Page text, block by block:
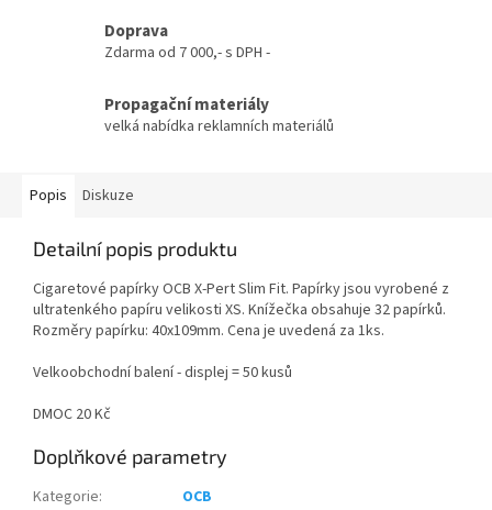
Doprava
Zdarma od 7 000,- s DPH -
Propagační materiály
velká nabídka reklamních materiálů
Popis Diskuze
Detailní popis produktu
Cigaretové papírky OCB X-Pert Slim Fit. Papírky jsou vyrobené z
ultratenkého papíru velikosti XS. Knížečka obsahuje 32 papírků.
Rozměry papírku: 40x109mm. Cena je uvedená za 1ks.
Velkoobchodní balení - displej = 50 kusů
DMOC 20 Kč
Doplňkové parametry
Kategorie:
OCB